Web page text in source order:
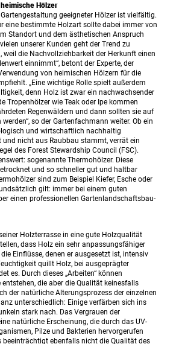
Hölzer
geeigneter Hölzer ist vielfältig.
eine bestimmte Holzart sollte dabei immer von
Standort und dem ästhetischen Anspruch
unserer Kunden geht der Trend zu
weil die Nachvollziehbarkeit der Herkunft einen
einnimmt“, betont der Experte, der
von heimischen Hölzern für die
„Eine wichtige Rolle spielt außerdem
denn Holz ist zwar ein nachwachsender
Tropenhölzer wie Teak oder Ipe kommen
Regenwäldern und dann sollten sie auf
so der Gartenfachmann weiter. Ob ein
und wirtschaftlich nachhaltig
und nicht aus Raubbau stammt, verrät ein
des Forest Stewardship Council (FSC).
sogenannte Thermohölzer. Diese
und so schneller gut und haltbar
sind zum Beispiel Kiefer, Esche oder
gilt: immer bei einem guten
einen professionellen Gartenlandschaftsbau-
Holzterrasse in eine gute Holzqualität
dass Holz ein sehr anpassungsfähiger
Einflüsse, denen er ausgesetzt ist, intensiv
quillt Holz, bei ausgeprägter
es. Durch dieses „Arbeiten“ können
die aber die Qualität keinesfalls
der natürliche Alterungsprozess der einzelnen
unterschiedlich: Einige verfärben sich ins
stark nach. Das Vergrauen der
natürliche Erscheinung, die durch das UV-
Pilze und Bakterien hervorgerufen
beeinträchtigt ebenfalls nicht die Qualität des